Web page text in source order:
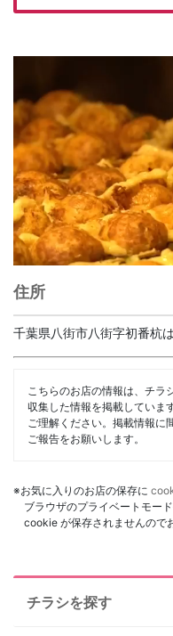
住所
千葉県八街市八街字初番杭
こちらのお店の情報は、チラ
収集した情報を掲載していま
ご理解ください。掲載情報に
ご報告をお願いします。
※お気に入りのお店の保存に
ブラウザのプライベートモー
cookie が保存されませんので
チラシを探す